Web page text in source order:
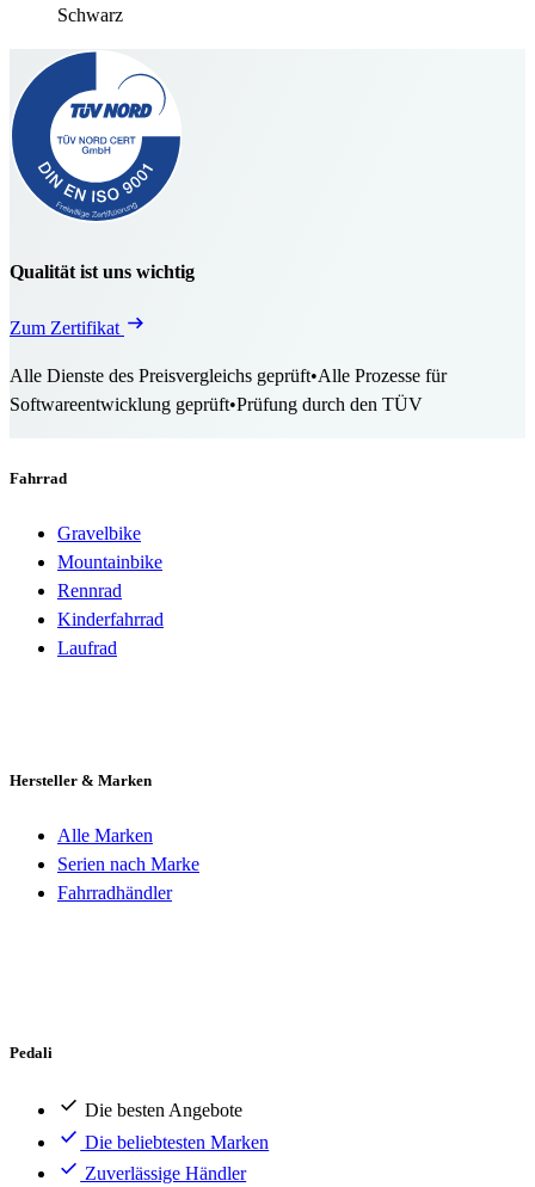
Schwarz
Qualität ist uns wichtig
Zum Zertifikat
Alle Dienste des Preisvergleichs geprüft•Alle Prozesse für
Softwareentwicklung geprüft•Prüfung durch den TÜV
Fahrrad
Gravelbike
Mountainbike
Rennrad
Kinderfahrrad
Laufrad
Hersteller & Marken
Alle Marken
Serien nach Marke
Fahrradhändler
Pedali
Die besten Angebote
Die beliebtesten Marken
Zuverlässige Händler